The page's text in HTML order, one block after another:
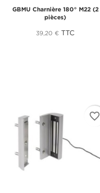
GBMU Charnière 180° M22 (2
pièces)
39,20 € TTC
favorite_border